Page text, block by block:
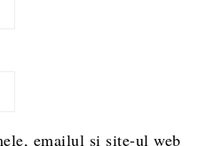
emailul și site-ul web